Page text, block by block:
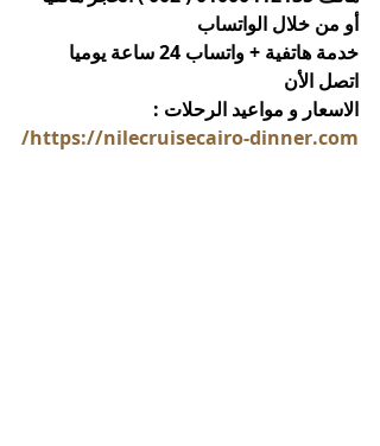
أو من خلال الواتساب
خدمة هاتفية + واتساب 24 ساعة يوميا
اتصل الأن
الاسعار و مواعيد الرحلات :
https://nilecruisecairo-dinner.com/